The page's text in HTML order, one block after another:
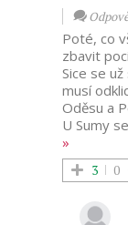
Poté, co
zbavit
Sice se
musí
Oděsu a
U Sumy
»
3 0